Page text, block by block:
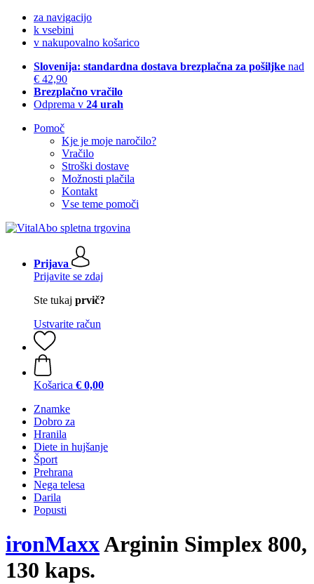
za navigacijo
k vsebini
v nakupovalno košarico
Slovenija: standardna dostava brezplačna za pošiljke nad
€ 42,90
Brezplačno vračilo
Odprema v 24 urah
Pomoč
Kje je moje naročilo?
Vračilo
Stroški dostave
Možnosti plačila
Kontakt
Vse teme pomoči
Prijava
Prijavite se zdaj
Ste tukaj prvič?
Ustvarite račun
Košarica € 0,00
Znamke
Dobro za
Hranila
Diete in hujšanje
Šport
Prehrana
Nega telesa
Darila
Popusti
ironMaxxArginin Simplex 800,
130 kaps.